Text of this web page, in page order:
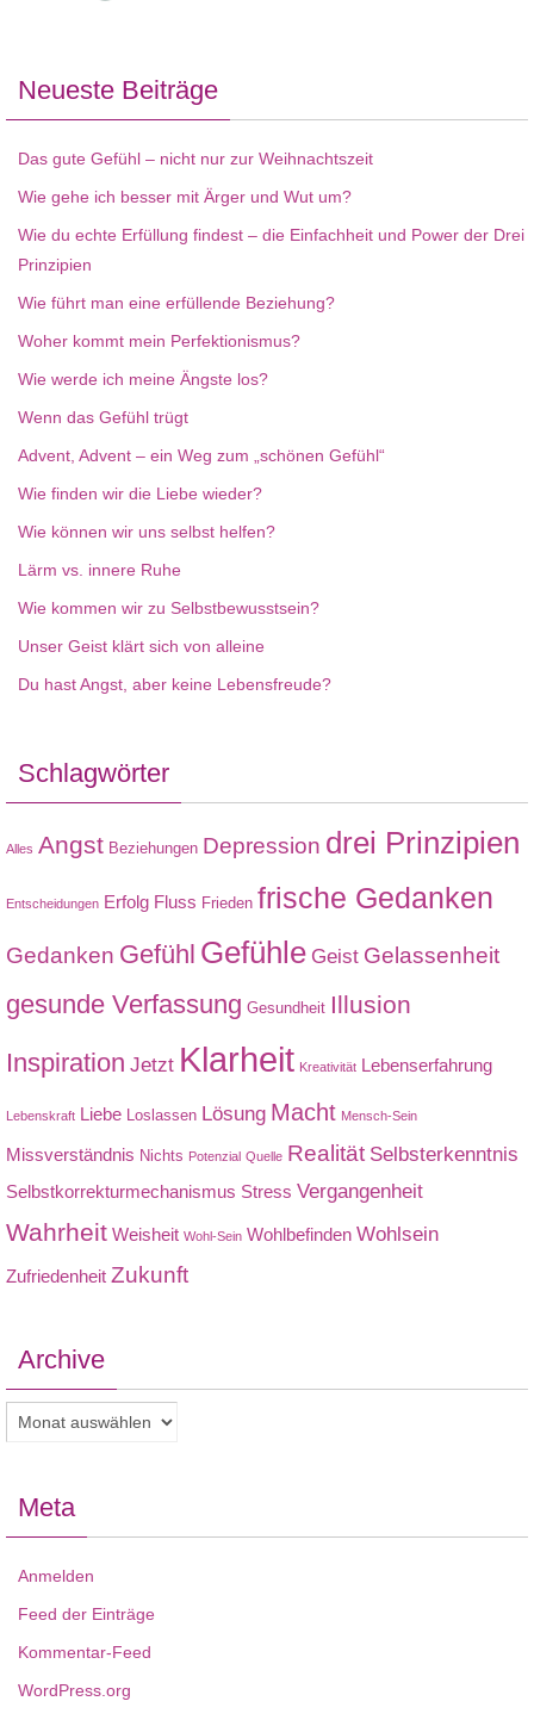
Neueste Beiträge
Das gute Gefühl – nicht nur zur Weihnachtszeit
Wie gehe ich besser mit Ärger und Wut um?
Wie du echte Erfüllung findest – die Einfachheit und Power der Drei
Prinzipien
Wie führt man eine erfüllende Beziehung?
Woher kommt mein Perfektionismus?
Wie werde ich meine Ängste los?
Wenn das Gefühl trügt
Advent, Advent – ein Weg zum „schönen Gefühl“
Wie finden wir die Liebe wieder?
Wie können wir uns selbst helfen?
Lärm vs. innere Ruhe
Wie kommen wir zu Selbstbewusstsein?
Unser Geist klärt sich von alleine
Du hast Angst, aber keine Lebensfreude?
Schlagwörter
Alles Angst Beziehungen Depression drei Prinzipien
Entscheidungen Erfolg Fluss Frieden frische Gedanken
Gedanken Gefühl Gefühle Geist Gelassenheit
gesunde Verfassung Gesundheit Illusion
Inspiration Jetzt Klarheit Kreativität Lebenserfahrung
Lebenskraft Liebe Loslassen Lösung Macht Mensch-Sein
Missverständnis Nichts Potenzial Quelle Realität Selbsterkenntnis
Selbstkorrekturmechanismus Stress Vergangenheit
Wahrheit Weisheit Wohl-Sein Wohlbefinden Wohlsein
Zufriedenheit Zukunft
Archive
Archive
Meta
Anmelden
Feed der Einträge
Kommentar-Feed
WordPress.org